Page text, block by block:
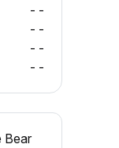
--
--
--
--
Bear